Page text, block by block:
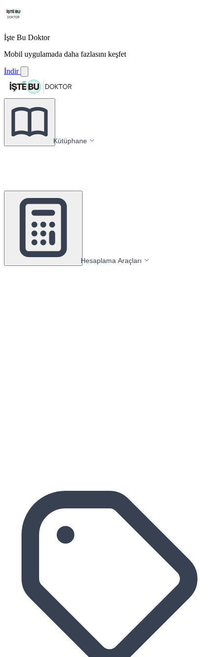
İşte Bu Doktor
Mobil uygulamada daha fazlasını keşfet
İndir
Kütüphane
Hesaplama Araçları